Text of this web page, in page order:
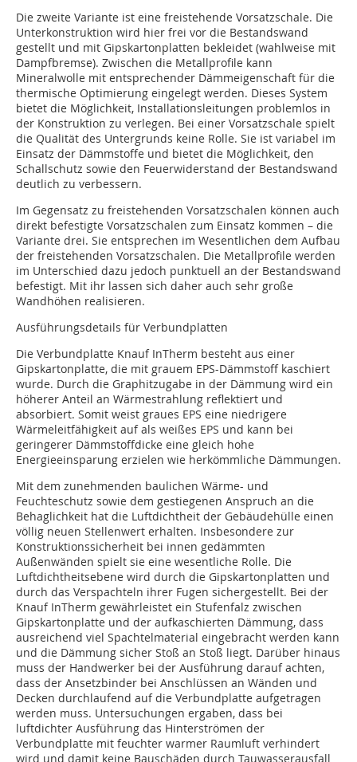
Die zweite Variante ist eine freistehende Vorsatzschale. Die
Unterkonstruktion wird hier frei vor die Bestandswand
gestellt und mit Gipskartonplatten bekleidet (wahlweise mit
Dampfbremse). Zwischen die Metallprofile kann
Mineralwolle mit entsprechender Dämmeigenschaft für die
thermische Optimierung eingelegt werden. Dieses System
bietet die Möglichkeit, Installationsleitungen problemlos in
der Konstruktion zu verlegen. Bei einer Vorsatzschale spielt
die Qualität des Untergrunds keine Rolle. Sie ist variabel im
Einsatz der Dämmstoffe und bietet die Möglichkeit, den
Schallschutz sowie den Feuerwiderstand der Bestandswand
deutlich zu verbessern.
Im Gegensatz zu freistehenden Vorsatzschalen können auch
direkt befestigte Vorsatzschalen zum Einsatz kommen – die
Variante drei. Sie entsprechen im Wesentlichen dem Aufbau
der freistehenden Vorsatzschalen. Die Metallprofile werden
im Unterschied dazu jedoch punktuell an der Bestandswand
befestigt. Mit ihr lassen sich daher auch sehr große
Wandhöhen realisieren.
Ausführungsdetails für Verbundplatten
Die Verbundplatte Knauf InTherm besteht aus einer
Gipskartonplatte, die mit grauem EPS-Dämmstoff kaschiert
wurde. Durch die Graphitzugabe in der Dämmung wird ein
höherer Anteil an Wärmestrahlung reflektiert und
absorbiert. Somit weist graues EPS eine niedrigere
Wärmeleitfähigkeit auf als weißes EPS und kann bei
geringerer Dämmstoffdicke eine gleich hohe
Energieeinsparung erzielen wie herkömmliche Dämmungen.
Mit dem zunehmenden baulichen Wärme- und
Feuchteschutz sowie dem gestiegenen Anspruch an die
Behaglichkeit hat die Luftdichtheit der Gebäudehülle einen
völlig neuen Stellenwert erhalten. Insbesondere zur
Konstruktionssicherheit bei innen gedämmten
Außenwänden spielt sie eine wesentliche Rolle. Die
Luftdichtheitsebene wird durch die Gipskartonplatten und
durch das Verspachteln ihrer Fugen sichergestellt. Bei der
Knauf InTherm gewährleistet ein Stufenfalz zwischen
Gipskartonplatte und der aufkaschierten Dämmung, dass
ausreichend viel Spachtelmaterial eingebracht werden kann
und die Dämmung sicher Stoß an Stoß liegt. Darüber hinaus
muss der Handwerker bei der Ausführung darauf achten,
dass der Ansetzbinder bei Anschlüssen an Wänden und
Decken durchlaufend auf die Verbundplatte aufgetragen
werden muss. Untersuchungen ergaben, dass bei
luftdichter Ausführung das Hinterströmen der
Verbundplatte mit feuchter warmer Raumluft verhindert
wird und damit keine Bauschäden durch Tauwasserausfall